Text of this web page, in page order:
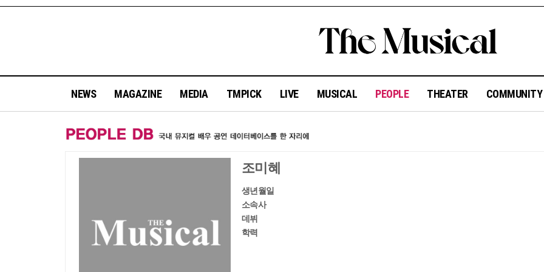
NEWS MAGAZINE MEDIA TMPICK LIVE MUSICAL PEOPLE THEATER COMMUNITY
조미혜
생년월일
소속사
데뷔
학력